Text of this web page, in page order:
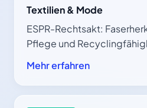
Textilien & Mode
ESPR-Rechtsakt:
Pflege und
Mehr erfahren